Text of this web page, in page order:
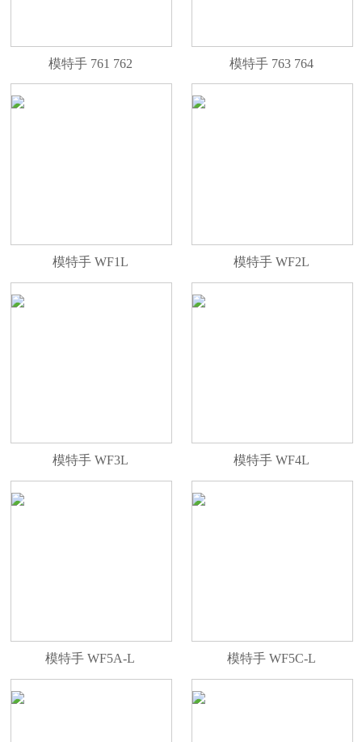
模特手 761 762 模特手 763 764
模特手 WF1L 模特手 WF2L
模特手 WF3L 模特手 WF4L
模特手 WF5A-L 模特手 WF5C-L